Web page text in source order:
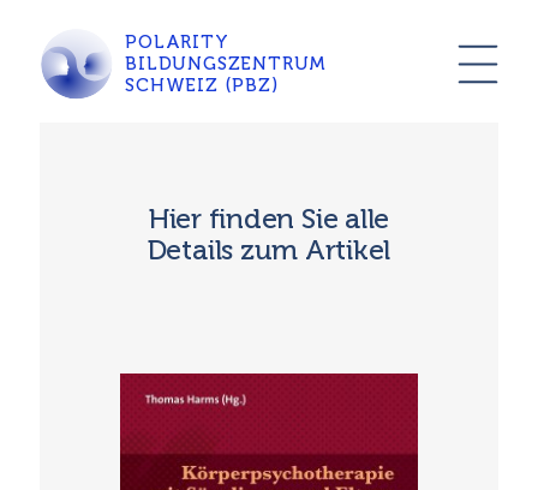
POLARITY
BILDUNGSZENTRUM
SCHWEIZ (PBZ)
Hier finden Sie alle
Details zum Artikel